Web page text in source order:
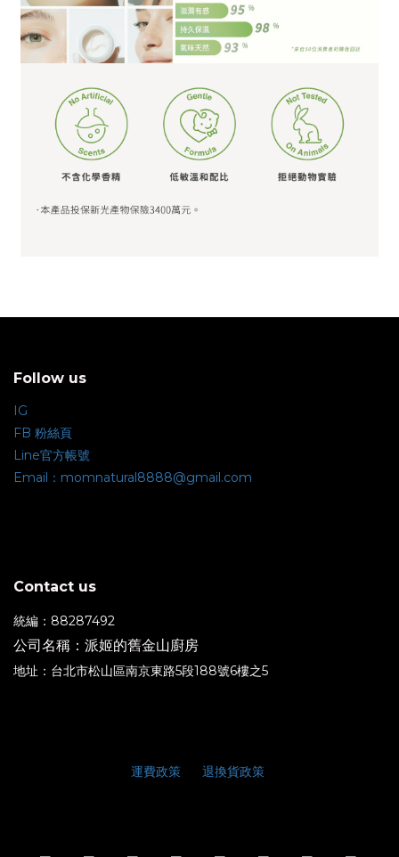
Follow us
IG
FB 粉絲頁
Line官方帳號
Email：momnatural8888@gmail.com
Contact us
統編：88287492
公司名稱：派姬的舊金山廚房
地址：台北市松山區南京東路5段188號6樓之5
運費政策 退換貨政策